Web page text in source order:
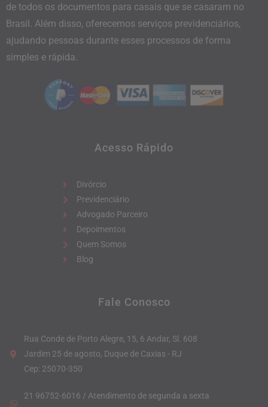
de todos os documentos para casais que se casaram no
Brasil. Além disso, oferecemos serviços previdenciários,
ajudando pessoas durante esses processos de forma
simples e rápida.
Acesso Rápido
Divórcio
Previdenciário
Advogado Parceiro
Depoimentos
Quem Somos
Blog
Fale Conosco
Rua Conde de Porto Alegre, 15, 6 Andar, Sl. 608
Jardim 25 de agosto, Duque de Caxias - RJ
Cep: 25070-350
21 96752-6016 / Atendimento de segunda a sexta